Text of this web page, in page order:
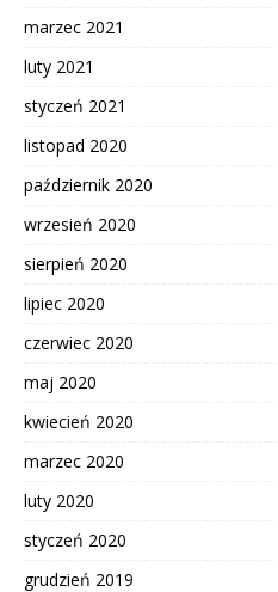
marzec 2021
luty 2021
styczeń 2021
listopad 2020
październik 2020
wrzesień 2020
sierpień 2020
lipiec 2020
czerwiec 2020
maj 2020
kwiecień 2020
marzec 2020
luty 2020
styczeń 2020
grudzień 2019